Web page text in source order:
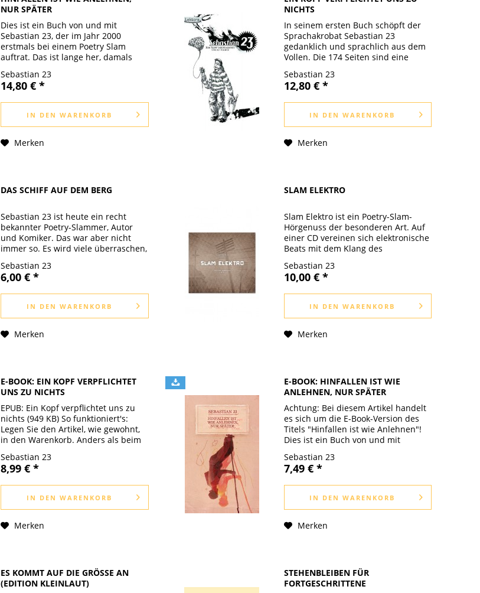
NUR SPÄTER
Dies ist ein Buch von und mit
Sebastian 23, der im Jahr 2000
erstmals bei einem Poetry Slam
auftrat. Das ist lange her, damals
Phänomen und in wilden, kleinen
Bars und Kneipen beheimatet. Auf
Sebastian 23
14,80 € *
IN DEN WARENKORB
Merken
NICHTS
In seinem ersten Buch schöpft der
Sprachakrobat Sebastian 23
gedanklich und sprachlich aus dem
Vollen. Die 174 Seiten sind eine
Geschichten und Dialogsequenzen,
in denen sich der erfolgreiche Slam
Sebastian 23
12,80 € *
IN DEN WARENKORB
Merken
DAS SCHIFF AUF DEM BERG
Sebastian 23 ist heute ein recht
bekannter Poetry-Slammer, Autor
und Komiker. Das war aber nicht
immer so. Es wird viele überraschen,
Kind. Sein neues Buch „Das Schiff
auf dem Berg“ handelt von dieser...
Sebastian 23
6,00 € *
IN DEN WARENKORB
Merken
SLAM ELEKTRO
Slam Elektro ist ein Poetry-Slam-
Hörgenuss der besonderen Art. Auf
einer CD vereinen sich elektronische
Beats mit dem Klang des
Künstler der Poetry-Slam-Szene wie
Patrick Salmen, Theresa Hahl, The
Sebastian 23
10,00 € *
IN DEN WARENKORB
Merken
E-BOOK: EIN KOPF VERPFLICHTET
UNS ZU NICHTS
EPUB: Ein Kopf verpflichtet uns zu
nichts (949 KB) So funktioniert's:
Legen Sie den Artikel, wie gewohnt,
in den Warenkorb. Anders als beim
benötigen Sie für den Kauf eines
oder mehrerer E-Books ein...
Sebastian 23
8,99 € *
IN DEN WARENKORB
Merken
E-BOOK: HINFALLEN IST WIE
ANLEHNEN, NUR SPÄTER
Achtung: Bei diesem Artikel handelt
es sich um die E-Book-Version des
Titels "Hinfallen ist wie Anlehnen"!
Dies ist ein Buch von und mit
erstmals bei einem Poetry Slam
auftrat. Das ist lange her, damals
war...
Sebastian 23
7,49 € *
IN DEN WARENKORB
Merken
ES KOMMT AUF DIE GRÖSSE AN
(EDITION KLEINLAUT)
STEHENBLEIBEN FÜR
FORTGESCHRITTENE